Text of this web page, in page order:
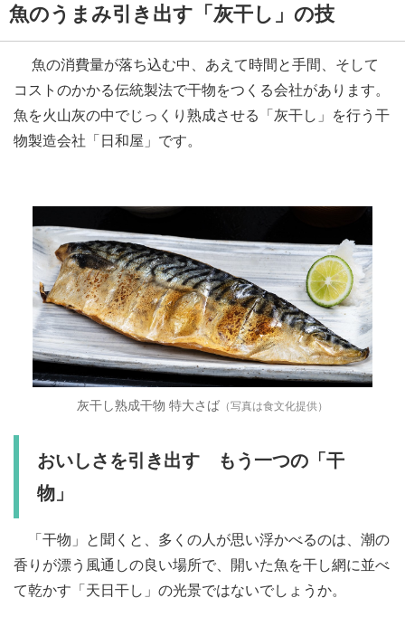
魚のうまみ引き出す「灰干し」の技
魚の消費量が落ち込む中、あえて時間と手間、そして
コストのかかる伝統製法で干物をつくる会社があります。
魚を火山灰の中でじっくり熟成させる「灰干し」を行う干
物製造会社「日和屋」です。
灰干し熟成干物 特大さば （写真は食文化提供）
おいしさを引き出す もう一つの「干
物」
「干物」と聞くと、多くの人が思い浮かべるのは、潮の
香りが漂う風通しの良い場所で、開いた魚を干し網に並べ
て乾かす「天日干し」の光景ではないでしょうか。